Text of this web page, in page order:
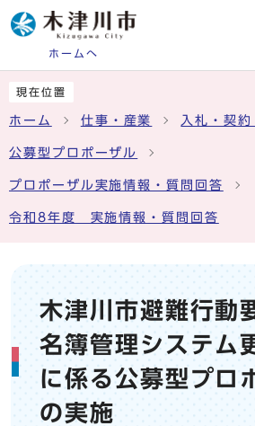
ホームへ
現在位置
ホーム 仕事・産業 入札・契
公募型プロポーザル
プロポーザル実施情報・質問回答
令和8年度 実施情報・質問回答
木津川市避難行動
名簿管理システム
に係る公募型プロ
の実施